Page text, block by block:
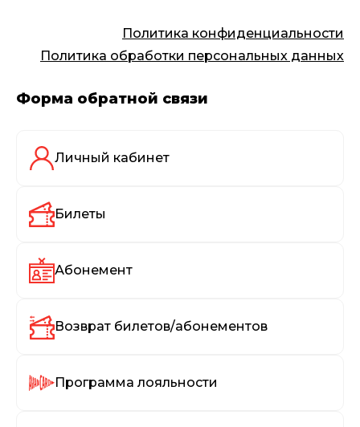
Политика конфиденциальности
Политика обработки персональных данных
Форма обратной связи
Личный кабинет
Билеты
Абонемент
Возврат билетов/абонементов
Программа лояльности